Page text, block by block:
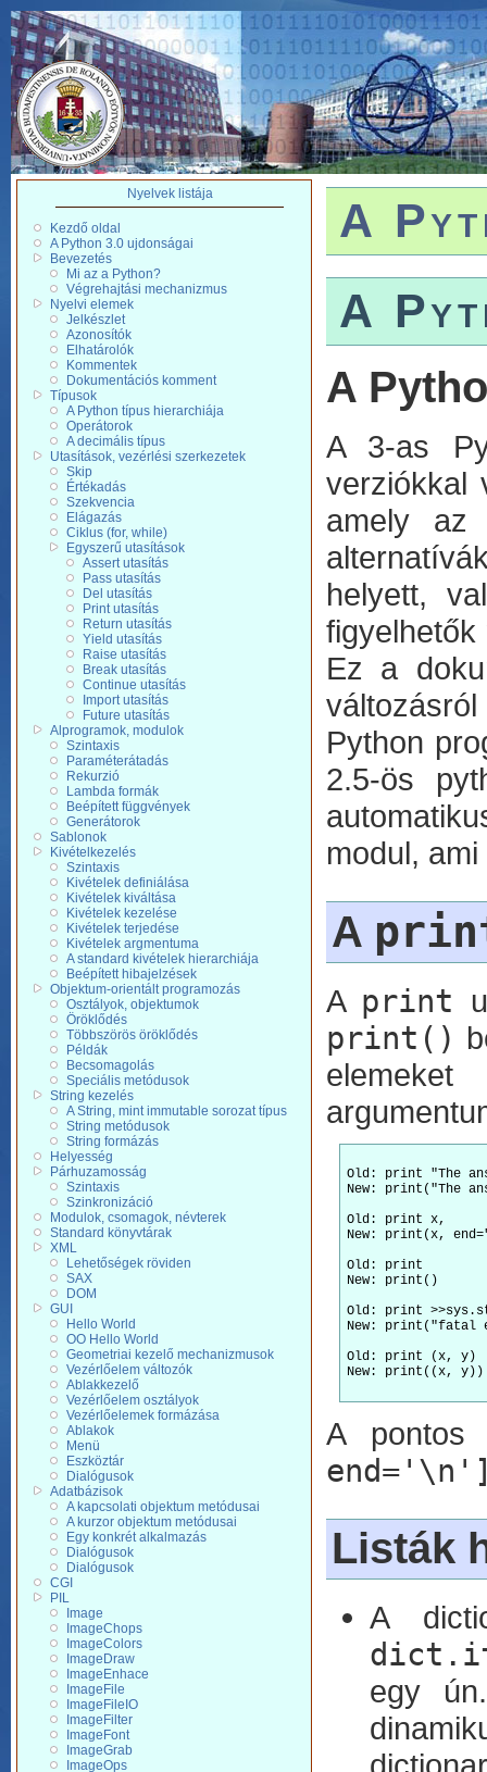
Nyelvek listája
Kezdő oldal
A Python 3.0 ujdonságai
Bevezetés
Mi az a Python?
Végrehajtási mechanizmus
Nyelvi elemek
Jelkészlet
Azonosítók
Elhatárolók
Kommentek
Dokumentációs komment
Típusok
A Python típus hierarchiája
Operátorok
A decimális típus
Utasítások, vezérlési szerkezetek
Skip
Értékadás
Szekvencia
Elágazás
Ciklus (for, while)
Egyszerű utasítások
Assert utasítás
Pass utasítás
Del utasítás
Print utasítás
Return utasítás
Yield utasítás
Raise utasítás
Break utasítás
Continue utasítás
Import utasítás
Future utasítás
Alprogramok, modulok
Szintaxis
Paraméterátadás
Rekurzió
Lambda formák
Beépített függvények
Generátorok
Sablonok
Kivételkezelés
Szintaxis
Kivételek definiálása
Kivételek kiváltása
Kivételek kezelése
Kivételek terjedése
Kivételek argmentuma
A standard kivételek hierarchiája
Beépített hibajelzések
Objektum-orientált programozás
Osztályok, objektumok
Öröklődés
Többszörös öröklődés
Példák
Becsomagolás
Speciális metódusok
String kezelés
A String, mint immutable sorozat típus
String metódusok
String formázás
Helyesség
Párhuzamosság
Szintaxis
Szinkronizáció
Modulok, csomagok, névterek
Standard könyvtárak
XML
Lehetőségek röviden
SAX
DOM
GUI
Hello World
OO Hello World
Geometriai kezelő mechanizmusok
Vezérlőelem változók
Ablakkezelő
Vezérlőelem osztályok
Vezérlőelemek formázása
Ablakok
Menü
Eszköztár
Dialógusok
Adatbázisok
A kapcsolati objektum metódusai
A kurzor objektum metódusai
Egy konkrét alkalmazás
Dialógusok
Dialógusok
CGI
PIL
Image
ImageChops
ImageColors
ImageDraw
ImageEnhace
ImageFile
ImageFileIO
ImageFilter
ImageFont
ImageGrab
ImageOps
A
A
A
A 3-as
verziókkal
amely az
helyett,
figyelhetők
Ez a
Python
2.5-ös
modul,
A
A print
print()
Old: print "The
New: print("The
Old: print x,
New: print(x,
Old: print
New: print()
Old: print
New: print("fatal
Old: print (x, y)
New: print((x,
A
Listák
A
egy